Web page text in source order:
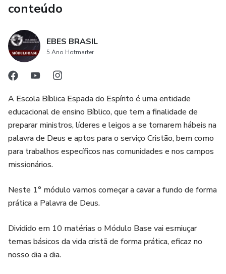
conteúdo
EBES BRASIL
5 Ano Hotmarter
A Escola Bíblica Espada do Espírito é uma entidade
educacional de ensino Bíblico, que tem a finalidade de
preparar ministros, líderes e leigos a se tornarem hábeis na
palavra de Deus e aptos para o serviço Cristão, bem como
para trabalhos específicos nas comunidades e nos campos
missionários.
Neste 1° módulo vamos começar a cavar a fundo de forma
prática a Palavra de Deus.
Dividido em 10 matérias o Módulo Base vai esmiuçar
temas básicos da vida cristã de forma prática, eficaz no
nosso dia a dia.